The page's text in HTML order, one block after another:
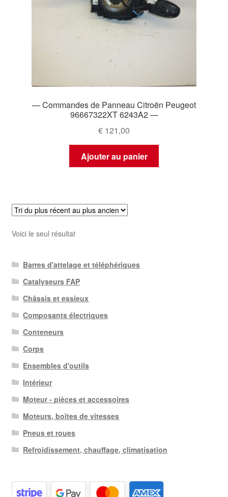
— Commandes de Panneau Citroën Peugeot
96667322XT 6243A2 —
€ 121,00
Ajouter au panier
Voici le seul résultat
Barres d'attelage et téléphériques
Catalyseurs FAP
Châssis et essieux
Composants électriques
Conteneurs
Corps
Ensembles d'outils
Intérieur
Moteur - pièces et accessoires
Moteurs, boîtes de vitesses
Pneus et roues
Refroidissement, chauffage, climatisation